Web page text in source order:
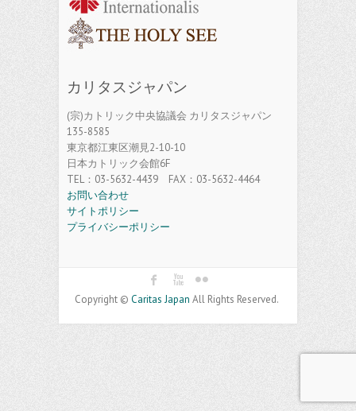
カリタスジャパン
(宗)カトリック中央協議会 カリタスジャパン
135-8585
東京都江東区潮見2-10-10
日本カトリック会館6F
TEL：03-5632-4439 FAX：03-5632-4464
お問い合わせ
サイトポリシー
プライバシーポリシー
Copyright © Caritas Japan All Rights Reserved.